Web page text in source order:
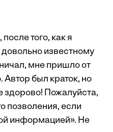
того, как я
известному
мне пришло от
Автор был краток, но
здорово! Пожалуйста,
позволения, если
информацией». Не